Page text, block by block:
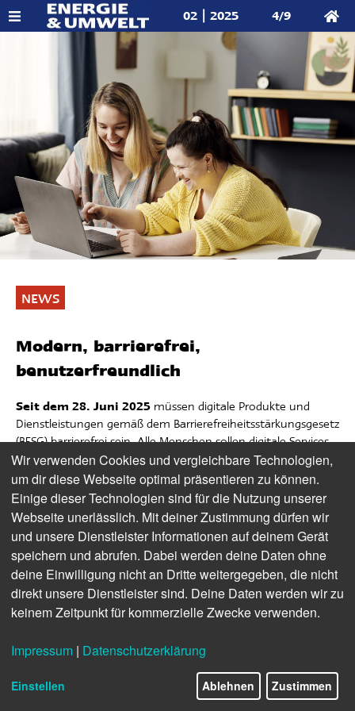
02 | 2025 4/9
NEWS
Modern, barrierefrei,
benutzerfreundlich
Seit dem 28. Juni 2025 müssen digitale Produkte und
Dienstleistungen gemäß dem Barrierefreiheitsstärkungsgesetz
(BFSG) barrierefrei sein. Alle Menschen sollen digitale Services
verstehen und selbstständig nutzen können. Denn
Digitalisierung ist aus den meisten Lebensbereichen
heutzutage nicht mehr wegzudenken. Digitale Barrierefreiheit
ermöglicht eine selbstbestimmte Teilhabe am digitalen Leben
– nicht nur für Menschen mit Behinderungen oder
körperlichen Einschränkungen, sondern beispielsweise auch
für Ältere oder Menschen mit wenig digitalen Kenntnissen.
Die Stadtwerke Merseburg nehmen die neuen gesetzlichen
Anforderungen zum Anlass, ihren Unternehmensauftritt zu
Services präsentieren sich bald in neuem Design – mit
benutzerfreundlichen Funktionen. Die Navigation wird
einfacher, Inhalte werden besser verständlich – damit wirklich
Wir verwenden Cookies und vergleichbare Technologien,
um dir diese Webseite optimal präsentieren zu können.
Einige dieser Technologien sind für die Nutzung unserer
Webseite unerlässlich. Mit deiner Zustimmung dürfen wir
und unsere Dienstleister Informationen auf deinem Gerät
speichern und abrufen. Dabei werden deine Daten ohne
deine Einwilligung nicht an Dritte weitergegeben, die nicht
direkt unsere Dienstleister sind. Deine Daten werden wir zu
keinem Zeitpunkt für kommerzielle Zwecke verwenden.
Impressum | Datenschutzerklärung
Einstellen Ablehnen Zustimmen